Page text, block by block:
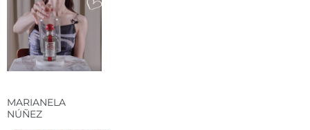
MARIANELA
NÚÑEZ